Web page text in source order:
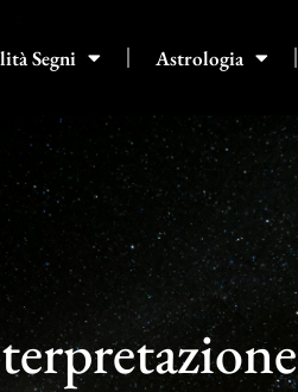
Segni Astrologia